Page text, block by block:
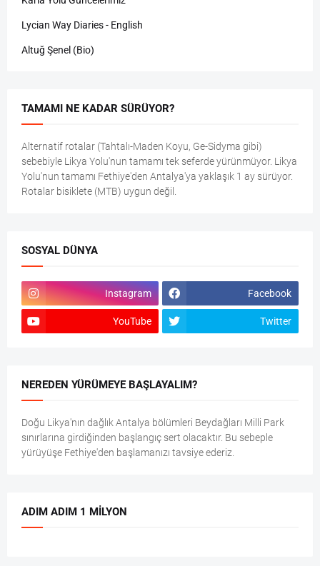
Lycian Way Diaries - English
Altuğ Şenel (Bio)
TAMAMI NE KADAR SÜRÜYOR?
Alternatif rotalar (Tahtalı-Maden Koyu, Ge-Sidyma gibi)
sebebiyle Likya Yolu'nun tamamı tek seferde yürünmüyor. Likya
Yolu'nun tamamı Fethiye'den Antalya'ya yaklaşık 1 ay sürüyor.
Rotalar bisiklete (MTB) uygun değil.
SOSYAL DÜNYA
Instagram Facebook
YouTube Twitter
NEREDEN YÜRÜMEYE BAŞLAYALIM?
Doğu Likya'nın dağlık Antalya bölümleri Beydağları Milli Park
sınırlarına girdiğinden başlangıç sert olacaktır. Bu sebeple
yürüyüşe Fethiye'den başlamanızı tavsiye ederiz.
ADIM ADIM 1 MILYON